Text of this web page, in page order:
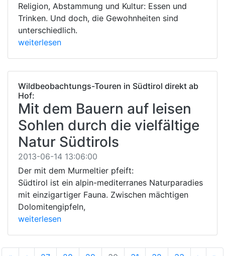
Religion, Abstammung und Kultur: Essen und
Trinken. Und doch, die Gewohnheiten sind
unterschiedlich.
weiterlesen
Wildbeobachtungs-Touren in Südtirol direkt ab
Hof:
Mit dem Bauern auf leisen
Sohlen durch die vielfältige
Natur Südtirols
2013-06-14 13:06:00
Der mit dem Murmeltier pfeift:
Südtirol ist ein alpin-mediterranes Naturparadies
mit einzigartiger Fauna. Zwischen mächtigen
Dolomitengipfeln,
weiterlesen